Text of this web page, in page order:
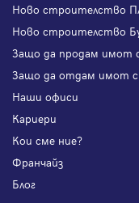
Ново строителство
Ново строителство
Защо да продам имот
Защо да отдам имот с
Наши офиси
Кариери
Кои сме ние?
Франчайз
Блог